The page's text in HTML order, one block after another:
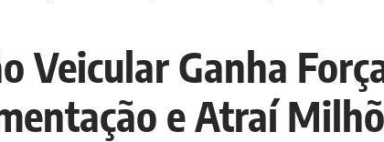
Veicular Ganha
e Atraí